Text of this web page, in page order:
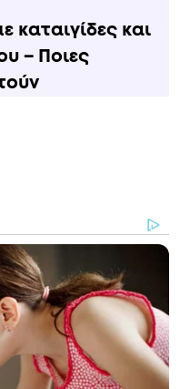
καταιγίδες και
– Ποιες